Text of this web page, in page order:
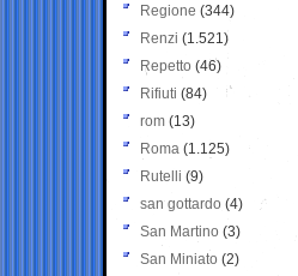
Regione (344)
Renzi (1.521)
Repetto (46)
Rifiuti (84)
rom (13)
Roma (1.125)
Rutelli (9)
san gottardo (4)
San Martino (3)
San Miniato (2)